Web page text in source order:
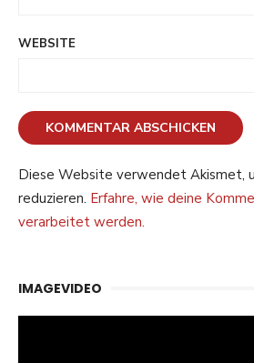
WEBSITE
Diese Website verwendet Akismet,
reduzieren. Erfahre, wie deine
verarbeitet werden.
IMAGEVIDEO